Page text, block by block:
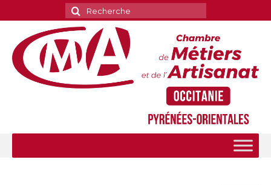
Rechercher
: